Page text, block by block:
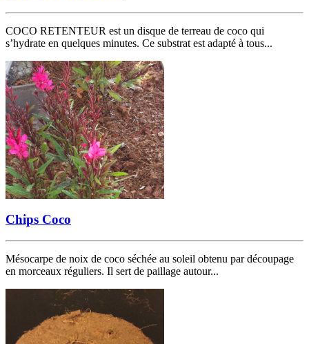
COCO RETENTEUR est un disque de terreau de coco qui
s’hydrate en quelques minutes. Ce substrat est adapté à tous...
Chips Coco
Mésocarpe de noix de coco séchée au soleil obtenu par découpage
en morceaux réguliers. Il sert de paillage autour...